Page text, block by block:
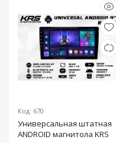
Код: 670
Универсальная штатная
ANDROID магнитола KRS